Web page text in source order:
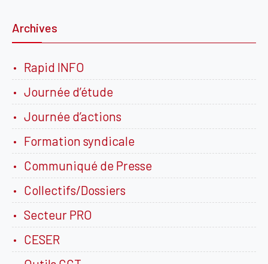
Archives
Rapid INFO
Journée d’étude
Journée d’actions
Formation syndicale
Communiqué de Presse
Collectifs/Dossiers
Secteur PRO
CESER